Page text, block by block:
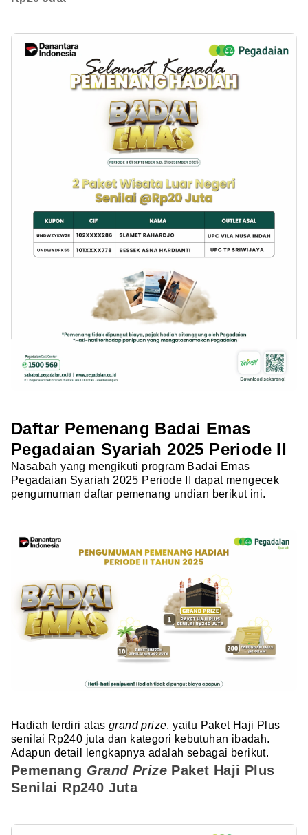
Daftar Pemenang Badai Emas
Pegadaian Syariah 2025 Periode II
Nasabah yang mengikuti program Badai Emas
Pegadaian Syariah 2025 Periode II dapat mengecek
pengumuman daftar pemenang undian berikut ini.
Hadiah terdiri atas grand prize, yaitu Paket Haji Plus
senilai Rp240 juta dan kategori kebutuhan ibadah.
Adapun detail lengkapnya adalah sebagai berikut.
Pemenang Grand Prize Paket Haji Plus
Senilai Rp240 Juta